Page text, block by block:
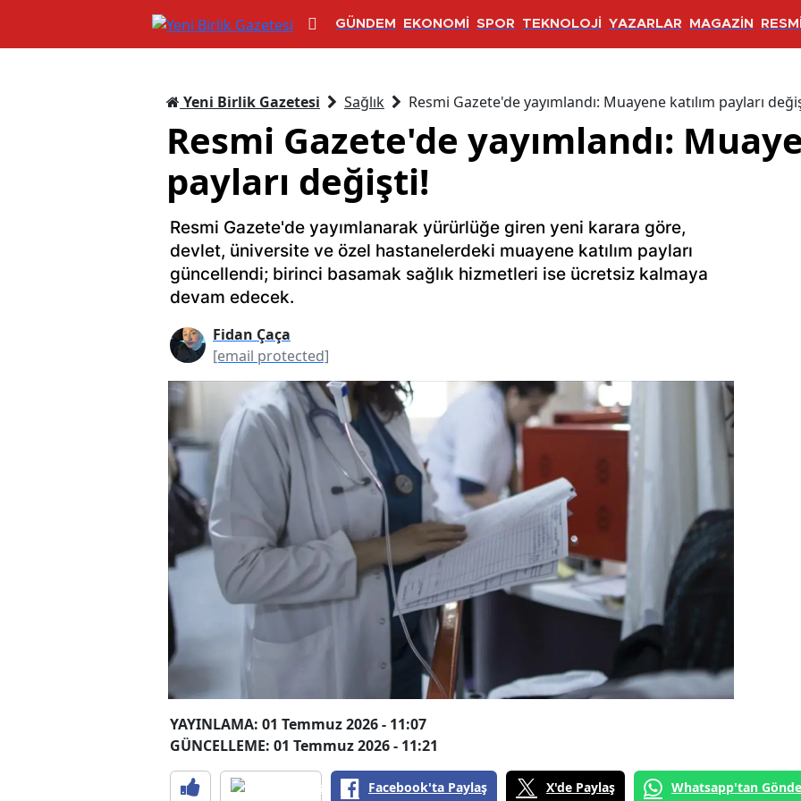
GÜNDEM EKONOMİ SPOR TEKNOLOJİ YAZARLAR MAGAZİN
Yeni Birlik Gazetesi Sağlık Resmi Gazete'de yayımlandı: Muayene katılım payları
Resmi Gazete'de yayımlandı:
payları değişti!
Resmi Gazete'de yayımlanarak yürürlüğe giren yeni karara göre,
devlet, üniversite ve özel hastanelerdeki muayene katılım payları
güncellendi; birinci basamak sağlık hizmetleri ise ücretsiz kalmaya
devam edecek.
Fidan Çaça
[email protected]
YAYINLAMA: 01 Temmuz 2026 - 11:07
GÜNCELLEME: 01 Temmuz 2026 - 11:21
Facebook'ta Paylaş X'de Paylaş Whatsapp'tan